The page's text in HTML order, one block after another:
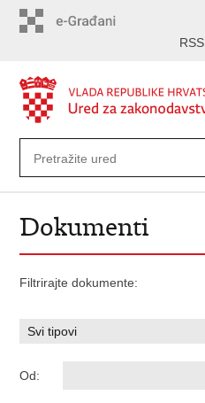
RSS
Dokumenti
Filtrirajte dokumente:
Od: